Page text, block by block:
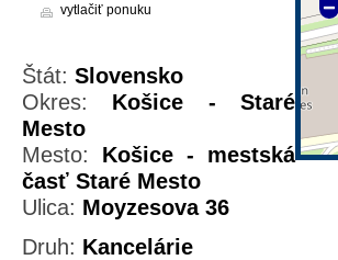
vytlačiť ponuku
Štát: Slovensko
Okres: Košice - Staré
Mesto
Mesto: Košice - mestská
časť Staré Mesto
Ulica: Moyzesova 36
Druh: Kancelárie